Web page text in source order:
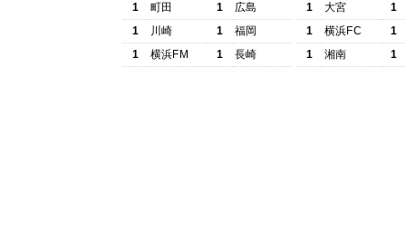
1
町田 1
広島
1
川崎 1
福岡
1
横浜FM 1 長崎
1
大宮
1
1
横浜FC
1
1
湘南 1